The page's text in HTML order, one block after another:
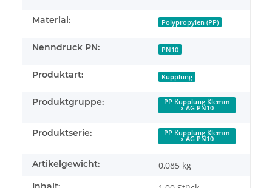
Material: Polypropylen (PP)
Nenndruck PN: PN10
Produktart: Kupplung
Produktgruppe: PP Kupplung Klemm
x AG PN10
Produktserie: PP Kupplung Klemm
x AG PN10
Artikelgewicht: 0,085 kg